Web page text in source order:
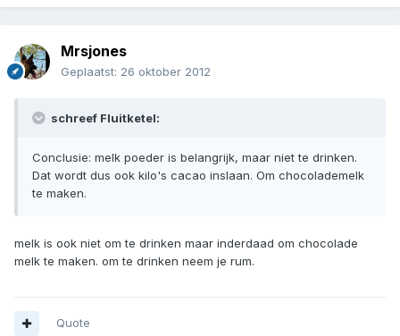
Mrsjones
Geplaatst: 26 oktober 2012
schreef Fluitketel:
Conclusie: melk poeder is belangrijk, maar niet te drinken.
Dat wordt dus ook kilo's cacao inslaan. Om chocolademelk
te maken.
melk is ook niet om te drinken maar inderdaad om chocolade
melk te maken. om te drinken neem je rum.
Quote